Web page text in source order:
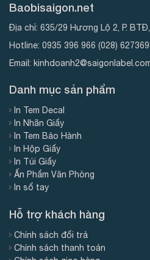
Baobisaigon.net
Địa chỉ: 635/29 Hương Lộ 2, P.
Hotline: 0935 396 966 (028)
Email:
Danh mục sản phẩm
In Tem Decal
In Nhãn Giấy
In Tem Bảo Hành
In Hộp Giấy
In Túi Giấy
Ấn Phẩm Văn Phòng
In sổ tay
Hỗ trợ khách hàng
Chính sách đổi trả
Chính sách thanh toán